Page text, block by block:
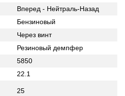
Вперед - Нейтраль-Назад
Бензиновый
Через винт
Резиновый демпфер
5850
22.1
25